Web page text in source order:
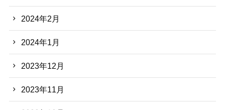
2024年2月
2024年1月
2023年12月
2023年11月